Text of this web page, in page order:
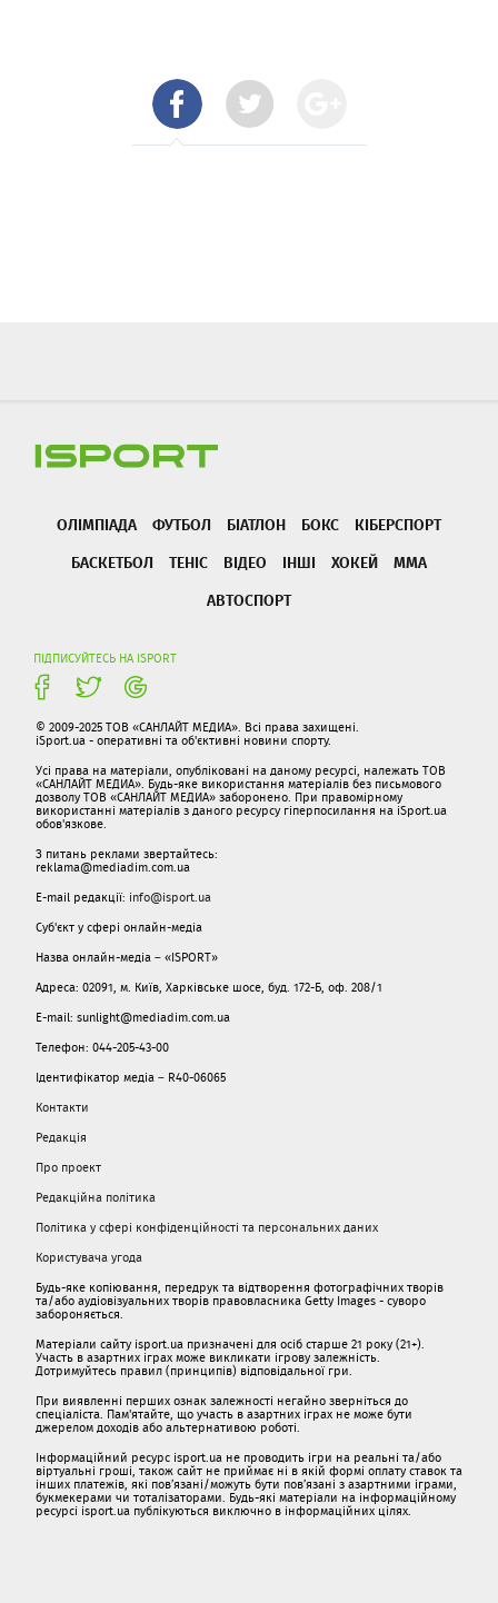
ОЛІМПІАДА ФУТБОЛ БІАТЛОН БОКС
КІБЕРСПОРТ
БАСКЕТБОЛ
ТЕНІС ВІДЕО ІНШІ ХОКЕЙ
ММА
АВТОСПОРТ
ПІДПИСУЙТЕСЬ НА ISPORT
© 2009-2025 ТОВ «САНЛАЙТ МЕДИА». Всі права захищені.
iSport.ua - оперативні та об'єктивні новини спорту.
Усі права на матеріали, опубліковані на даному ресурсі, належать ТОВ
«САНЛАЙТ МЕДИА». Будь-яке використання матеріалів без письмового
дозволу ТОВ «САНЛАЙТ МЕДИА» заборонено. При правомірному
використанні матеріалів з даного ресурсу гіперпосилання на iSport.ua
обов'язкове.
З питань реклами звертайтесь:
reklama@mediadim.com.ua
E-mail редакції: info@isport.ua
Суб'єкт у сфері онлайн-медіа
Назва онлайн-медіа – «ISPORT»
Адреса: 02091, м. Київ, Харківське шосе, буд. 172-Б, оф. 208/1
E-mail: sunlight@mediadim.com.ua
Телефон: 044-205-43-00
Ідентифікатор медіа – R40-06065
Контакти
Редакція
Про проект
Редакційна політика
Політика у сфері конфіденційності та персональних даних
Користувача угода
Будь-яке копіювання, передрук та відтворення фотографічних творів
та/або аудіовізуальних творів правовласника Getty Images - суворо
забороняється.
Матеріали сайту isport.ua призначені для осіб старше 21 року (21+).
Участь в азартних іграх може викликати ігрову залежність.
Дотримуйтесь правил (принципів) відповідальної гри.
При виявленні перших ознак залежності негайно зверніться до
спеціаліста. Пам'ятайте, що участь в азартних іграх не може бути
джерелом доходів або альтернативою роботі.
Інформаційний ресурс isport.ua не проводить ігри на реальні та/або
віртуальні гроші, також сайт не приймає ні в якій формі оплату ставок та
інших платежів, які пов’язані/можуть бути пов’язані з азартними іграми,
букмекерами чи тоталізаторами. Будь-які матеріали на інформаційному
ресурсі isport.ua публікуються виключно в інформаційних цілях.